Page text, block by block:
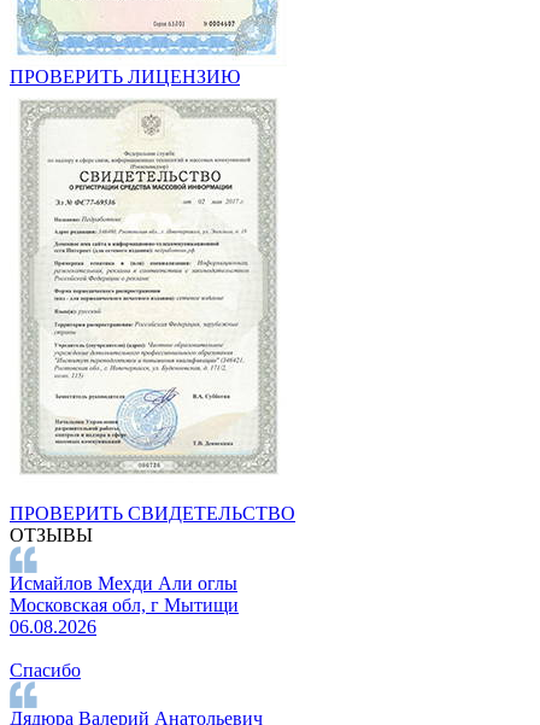
ПРОВЕРИТЬ ЛИЦЕНЗИЮ
ПРОВЕРИТЬ СВИДЕТЕЛЬСТВО
ОТЗЫВЫ
Исмайлов Мехди Али оглы
Московская обл, г Мытищи
06.08.2026
Спасибо
Дядюра Валерий Анатольевич